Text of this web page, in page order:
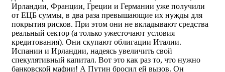
Ирландии, Франции, Греции и Германии уже получили
от ЕЦБ суммы, в два раза превышающие их нужды для
покрытия рисков. При этом они не вкладывают средства
реальный сектор (а только ужесточают условия
кредитования). Они скупают облигации Италии.
Испании и Ирландии, надеясь увеличить свой
спекулятивный капитал. Вот это как раз то, что нужно
банковской мафии! А Путин бросил ей вызов. Он